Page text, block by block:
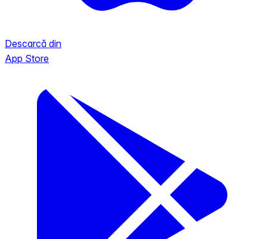
Descarcă din
App Store